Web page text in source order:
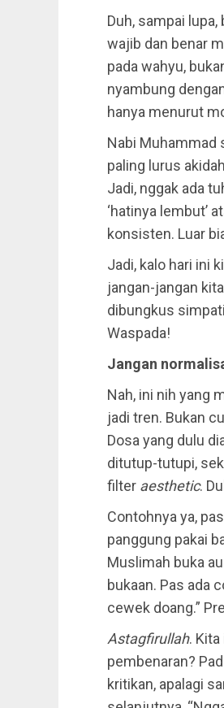
Duh, sampai
wajib dan benar
pada wahyu,
nyambung
hanya menurut
Nabi Muhammad
paling lurus
Jadi, nggak ada
‘hatinya lembut’
konsisten. Luar
Jadi, kalo hari ini
jangan-jangan
dibungkus
Waspada!
Jangan
Nah, ini nih yang
jadi tren. Bukan
Dosa yang dulu
ditutup-tutupi,
filter aesthetic.
Contohnya ya,
panggung pakai
Muslimah buka
bukaan. Pas ada
cewek doang.”
Astagfirullah. Kita
pembenaran?
kritikan, apalagi